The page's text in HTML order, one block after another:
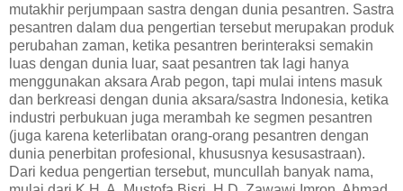
mutakhir perjumpaan sastra dengan dunia pesantren. Sastra
pesantren dalam dua pengertian tersebut merupakan produk
perubahan zaman, ketika pesantren berinteraksi semakin
luas dengan dunia luar, saat pesantren tak lagi hanya
menggunakan aksara Arab pegon, tapi mulai intens masuk
dan berkreasi dengan dunia aksara/sastra Indonesia, ketika
industri perbukuan juga merambah ke segmen pesantren
(juga karena keterlibatan orang-orang pesantren dengan
dunia penerbitan profesional, khususnya kesusastraan).
Dari kedua pengertian tersebut, muncullah banyak nama,